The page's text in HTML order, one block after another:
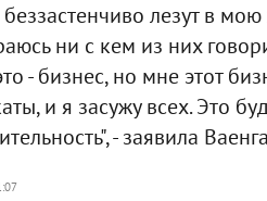
лезут в мою
ни с кем из них
- бизнес, но мне этот
и я засужу всех. Это
- заявила